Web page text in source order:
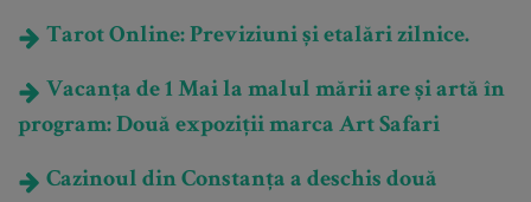
Tarot Online: Previziuni și etalări zilnice.
Vacanța de 1 Mai la malul mării are și artă în
program: Două expoziții marca Art Safari
Cazinoul din Constanța a deschis două